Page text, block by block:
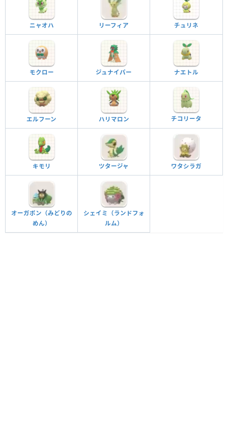
ニャオハ リーフィア チュリネ
モクロー ジュナイパー ナエトル
エルフーン ハリマロン チコリータ
キモリ ツタージャ ワタシラガ
オーガポン（みどりの
めん）
シェイミ（ランドフォ
ルム）